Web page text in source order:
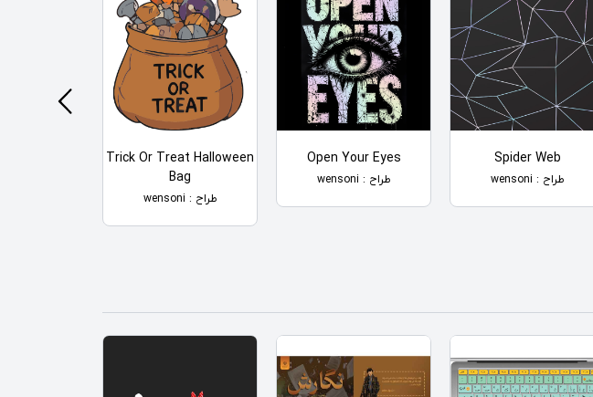
Spider Web
طراح : wensoni
Open Your Eyes
طراح : wensoni
Trick Or Treat Halloween
Bag
طراح : wensoni